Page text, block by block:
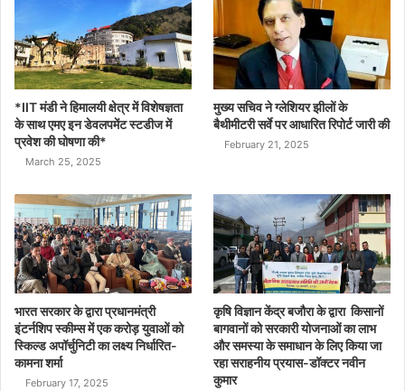
*IIT मंडी ने हिमालयी क्षेत्र में विशेषज्ञता
के साथ एमए इन डेवलपमेंट स्टडीज में
प्रवेश की घोषणा की*
March 25, 2025
मुख्य सचिव ने ग्लेशियर झीलों के
बैथीमीटरी सर्वे पर आधारित रिपोर्ट जारी की
February 21, 2025
भारत सरकार के द्वारा प्रधानमंत्री
इंटर्नशिप स्कीम्स में एक करोड़ युवाओं को
स्किल्ड अपॉर्चुनिटी का लक्ष्य निर्धारित-
कामना शर्मा
February 17, 2025
कृषि विज्ञान केंद्र बजौरा के द्वारा किसानों
बागवानों को सरकारी योजनाओं का लाभ
और समस्या के समाधान के लिए किया जा
रहा सराहनीय प्रयास-डॉक्टर नवीन
कुमार